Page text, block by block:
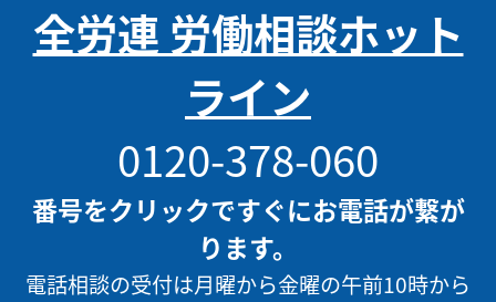
全労連 労働相談ホット
ライン
0120-378-060
番号をクリックですぐにお電話が繋が
ります。
電話相談の受付は月曜から金曜の午前10時から